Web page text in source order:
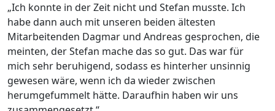
„Ich konnte in der Zeit nicht und Stefan musste. Ich
habe dann auch mit unseren beiden ältesten
Mitarbeitenden Dagmar und Andreas gesprochen, die
meinten, der Stefan mache das so gut. Das war für
mich sehr beruhigend, sodass es hinterher unsinnig
gewesen wäre, wenn ich da wieder zwischen
herumgefummelt hätte. Daraufhin haben wir uns